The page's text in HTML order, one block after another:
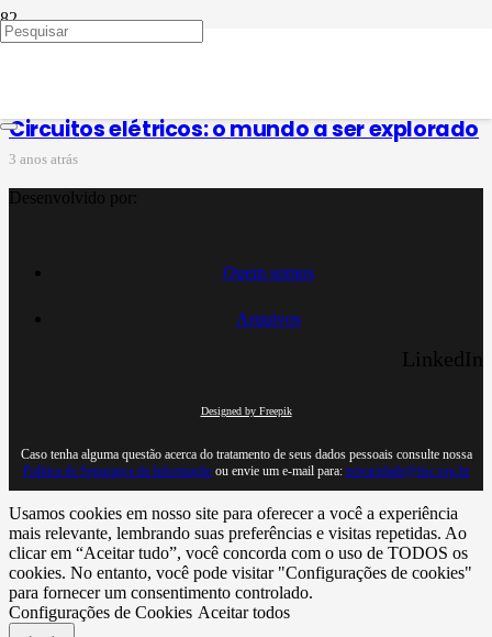
3ª série do ensino médio
Circuitos elétricos: o mundo a ser explorado
3 anos atrás
Desenvolvido por:
Quem somos
Arquivos
LinkedIn
Designed by Freepik
Caso tenha alguma questão acerca do tratamento de seus dados pessoais consulte nossa
Política de Segurança da Informaçãoou envie um e-mail para: privacidade@iisc.org.br
Usamos cookies em nosso site para oferecer a você a experiência
mais relevante, lembrando suas preferências e visitas repetidas. Ao
clicar em “Aceitar tudo”, você concorda com o uso de TODOS os
cookies. No entanto, você pode visitar "Configurações de cookies"
para fornecer um consentimento controlado.
Configurações de Cookies Aceitar todos